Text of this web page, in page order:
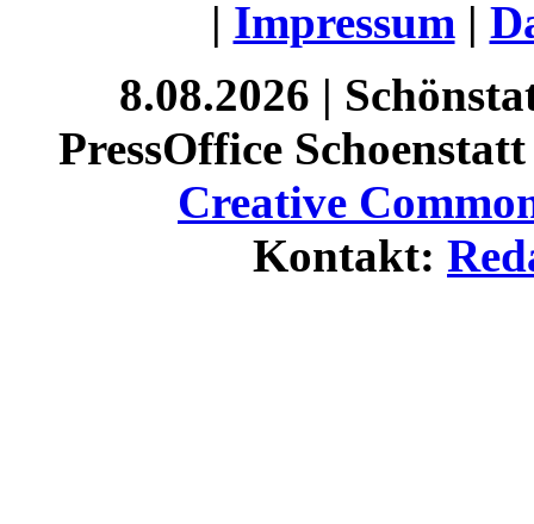
| Impressum|
8.08.2026 |
PressOffice
Creative
Kontakt: